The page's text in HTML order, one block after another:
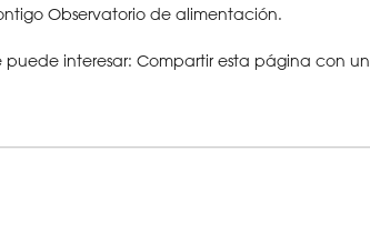
Observatorio de alimentación.
interesar: Compartir esta página con un